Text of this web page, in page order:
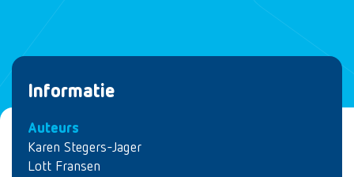
Informatie
Auteurs
Karen Stegers-Jager
Lott Fransen